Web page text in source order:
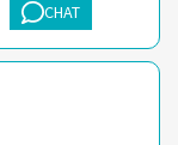
CHAT